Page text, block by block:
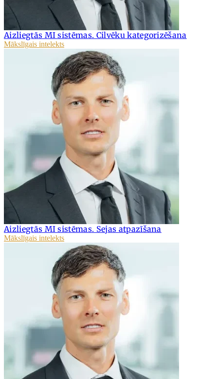
Aizliegtās MI sistēmas. Cilvēku kategorizēšana
Mākslīgais intelekts
Aizliegtās MI sistēmas. Sejas atpazīšana
Mākslīgais intelekts